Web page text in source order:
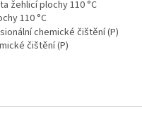
110 °C
čištění (P)